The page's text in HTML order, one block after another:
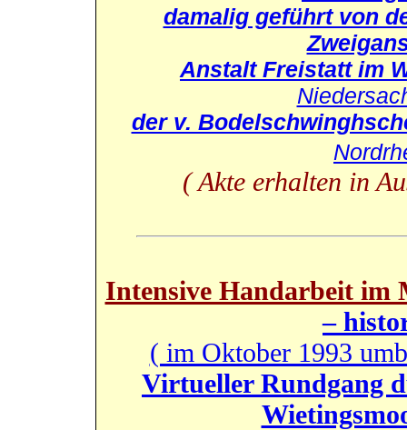
damalig geführt von
Anstalt Freistatt im
der v.
( Akte erhalten in
Intensive Handarbeit im
–
( im Oktober 1993
Virtueller Rundgang